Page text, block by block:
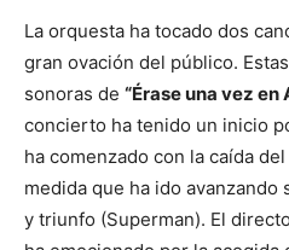
La orquesta ha tocado dos
gran ovación del público.
sonoras de “Érase una vez en
concierto ha tenido un inicio
ha comenzado con la caída
medida que ha ido
y triunfo (Superman). El